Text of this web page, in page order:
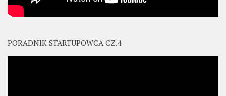
PORADNIK STARTUPOWCA CZ.4